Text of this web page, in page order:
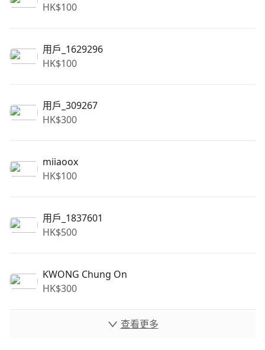
HK$100
用戶_1629296
HK$100
用戶_309267
HK$300
miiaoox
HK$100
用戶_1837601
HK$500
KWONG Chung On
HK$300
查看更多